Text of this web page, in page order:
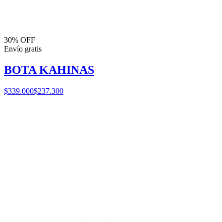
30% OFF
Envío gratis
BOTA KAHINAS
$339.000$237.300